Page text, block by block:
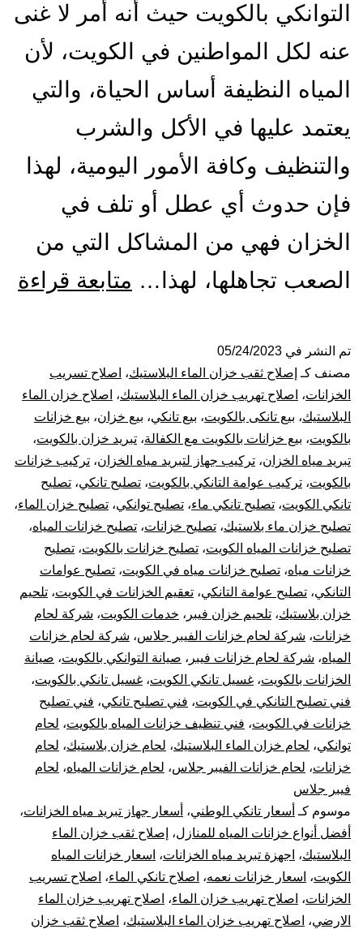
التوانكي بالكويت حيث أنه أمر لا غنى
عنه لكل المواطنين في الكويت، لأن
المياه النظيفة أساس الحياة، والتي
يعتمد عليها في الأكل والشرب
والتنظيف وكافة الأمور اليومية، لهذا
فإن حدوث أي عطل أو تلف في
الخزان فهي من المشاكل التي من
الصعب تجاهلها، لهذا… متابعة قراءة
تم النشر في 05/24/2023
مصنف كـ إصلاح ثقب خزان الماء البلاستيك، اصلاح تسريب
الخزانات، اصلاح تهريب خزان الماء البلاستيك، اصلاح خزان الماء
البلاستيك، بيع تانكى بالكويت، بيع تانكي، بيع خزان، بيع خزانات
بالكويت، بيع خزانات بالكويت مع الكفالة، تبريد خزان بالكويت،
تبريد مياه الخزان، تركيب جهاز لتبريد مياه الخزان، تركيب خزانات
بالكويت، تركيب عوامة التانكي بالكويت، تصليح تانكي، تصليح
تانكي الكويت، تصليح تانكي ماء، تصليح توانكي، تصليح خزان الماء،
تصليح خزان ماء بلاستيك، تصليح خزانات، تصليح خزانات المياه،
تصليح خزانات المياه الكويت، تصليح خزانات بالكويت، تصليح
خزانات مياه، تصليح خزانات مياه في الكويت، تصليح عوامات
التانكي، تصليح عوامة التانكي، تعقيم الخزانات في الكويت، تلحيم
خزان بلاستيك، تلحيم خزان فيبر ، خدمات الكويت، شركة لحام
خزانات، شركة لحام خزانات الفيبر جلاس، شركة لحام خزانات
المياه، شركة لحام خزانات فيبر ، صيانة التوانكي بالكويت، صيانة
الخزانات بالكويت، غسيل تانكي الكويت، غسيل تانكي بالكويت،
فني تصليح التانكي في الكويت، فني تصليح تانكي، فني تصليح
خزانات في الكويت، فني تنظيف خزانات المياه بالكويت، لحام
توانكي، لحام خزان الماء البلاستيك، لحام خزان بلاستيك، لحام
خزانات، لحام خزانات الفيبر جلاس، لحام خزانات المياه، لحام
فيبر جلاس
موسوم كـ أسعار تانكي الوطني، أسعار جهاز تبريد مياه الخزانات،
أفضل أنواع خزانات المياه للمنازل، إصلاح ثقب خزان الماء
البلاستيك، اجهزة تبريد مياه الخزانات، اسعار خزانات المياه
الكويت، اسعار خزانات نعمه، اصلاح تانكي الماء، اصلاح تسريب
الخزانات، اصلاح تهريب خزان الماء، اصلاح تهريب خزان الماء
الارضي، اصلاح تهريب خزان الماء البلاستيك، اصلاح ثقب خزان